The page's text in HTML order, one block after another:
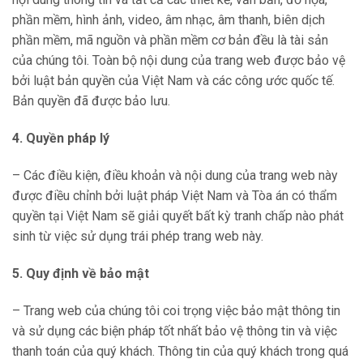
phần mềm, hình ảnh, video, âm nhạc, âm thanh, biên dịch
phần mềm, mã nguồn và phần mềm cơ bản đều là tài sản
của chúng tôi. Toàn bộ nội dung của trang web được bảo vệ
bởi luật bản quyền của Việt Nam và các công ước quốc tế.
Bản quyền đã được bảo lưu.
4. Quyền pháp lý
– Các điều kiện, điều khoản và nội dung của trang web này
được điều chỉnh bởi luật pháp Việt Nam và Tòa án có thẩm
quyền tại Việt Nam sẽ giải quyết bất kỳ tranh chấp nào phát
sinh từ việc sử dụng trái phép trang web này.
5. Quy định về bảo mật
– Trang web của chúng tôi coi trọng việc bảo mật thông tin
và sử dụng các biện pháp tốt nhất bảo vệ thông tin và việc
thanh toán của quý khách. Thông tin của quý khách trong quá